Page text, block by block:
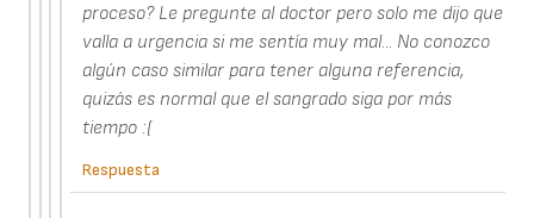
proceso? Le pregunte al doctor pero solo me dijo que
valla a urgencia si me sentía muy mal... No conozco
algún caso similar para tener alguna referencia,
quizás es normal que el sangrado siga por más
tiempo :(
Respuesta